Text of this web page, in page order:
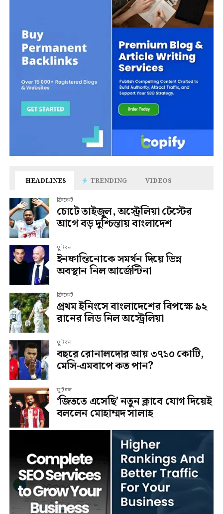
HEADLINES TRENDING VIDEOS
ক্রিকেট
চোটে তাইজুল, অস্ট্রেলিয়া টেস্টের
আগে বড় দুশ্চিন্তায় বাংলাদেশ
ফুটবল
ইনফান্তিনোকে সমর্থন দিয়ে ভিন্ন
অবস্থান নিল আর্জেন্টিনা
ক্রিকেট
প্রথম ইনিংসে বাংলাদেশের বিপক্ষে ৯২
রানের লিড নিল অস্ট্রেলিয়া
ফুটবল
বছরে রোনালদোর আয় ৩৭১০ কোটি,
মেসি-এমবাপে কত পান?
ফুটবল
‘জিততে এসেছি’ নতুন ক্লাবে যোগ দিয়েই
বললেন মোহাম্মদ সালাহ